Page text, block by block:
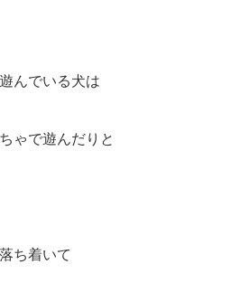
んでいる犬は
ゃで遊んだりと
ち着いて